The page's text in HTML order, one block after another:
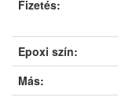
Fizetés:
Epoxi szín:
Más: